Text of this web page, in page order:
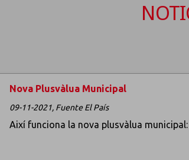
Nova Plusvàlua Municipal
09-11-2021, Fuente El País
Així funciona la nova plusvàlua